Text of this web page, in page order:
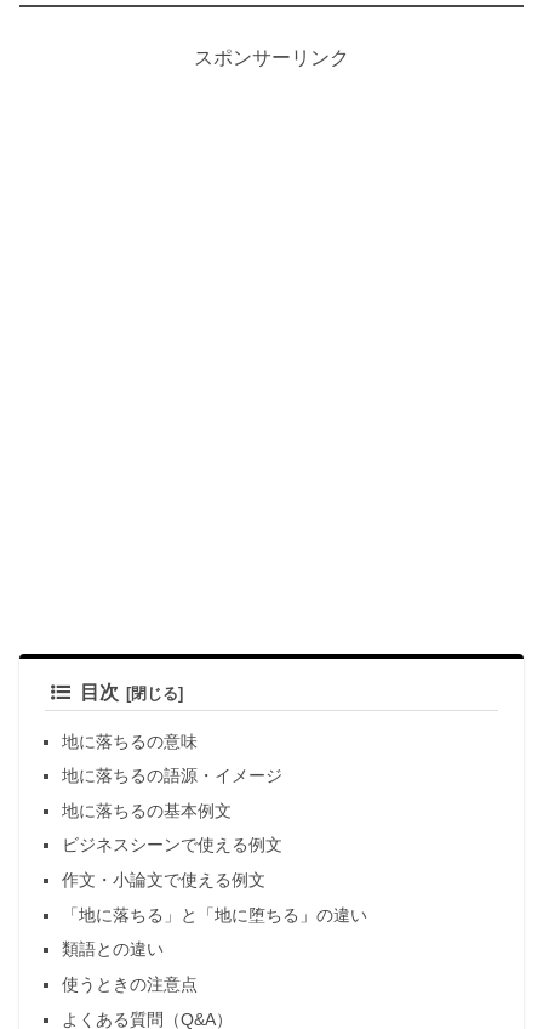
スポンサーリンク
目次
地に落ちるの意味
地に落ちるの語源・イメージ
地に落ちるの基本例文
ビジネスシーンで使える例文
作文・小論文で使える例文
「地に落ちる」と「地に堕ちる」の違い
類語との違い
使うときの注意点
よくある質問（Q&A）